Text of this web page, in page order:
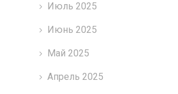
Июль 2025
Июнь 2025
Май 2025
Апрель 2025